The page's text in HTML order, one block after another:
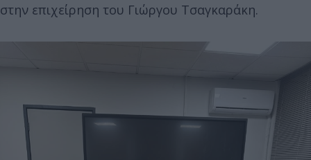
στην επιχείρηση του Γιώργου Τσαγκαράκη.